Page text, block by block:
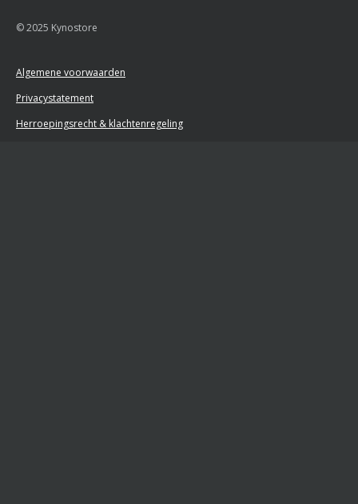
© 2025 Kynostore
Algemene voorwaarden
Privacystatement
Herroepingsrecht & klachtenregeling